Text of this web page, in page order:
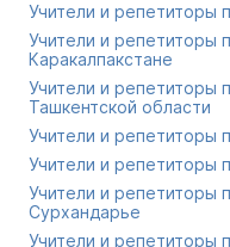
Учители и репетиторы
Учители и репетиторы
Каракалпакстане
Учители и репетиторы
Ташкентской области
Учители и репетиторы
Учители и репетиторы
Учители и репетиторы
Сурхандарье
Учители и репетиторы